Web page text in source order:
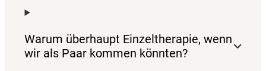
Warum überhaupt Einzeltherapie, wenn
wir als Paar kommen könnten?